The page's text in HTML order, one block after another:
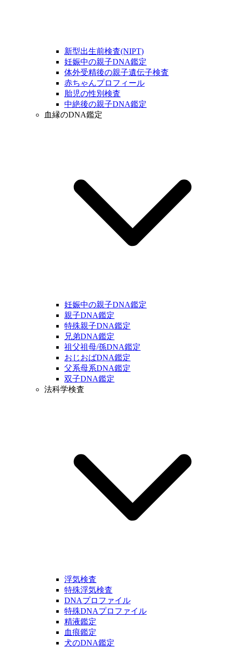
新型出生前検査(NIPT)
妊娠中の親子DNA鑑定
体外受精後の親子遺伝子検査
赤ちゃんプロフィール
胎児の性別検査
中絶後の親子DNA鑑定
血縁のDNA鑑定
妊娠中の親子DNA鑑定
親子DNA鑑定
特殊親子DNA鑑定
兄弟DNA鑑定
祖父祖母/孫DNA鑑定
おじおばDNA鑑定
父系母系DNA鑑定
双子DNA鑑定
法科学検査
浮気検査
特殊浮気検査
DNAプロファイル
特殊DNAプロファイル
精液鑑定
血痕鑑定
犬のDNA鑑定